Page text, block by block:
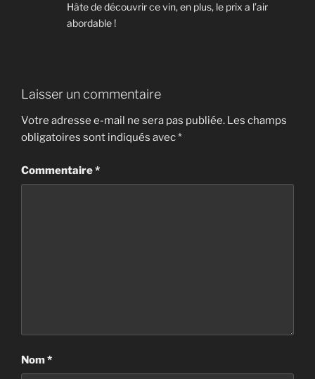
Hâte de découvrir ce vin, en plus, le prix a l’air
abordable !
Laisser un commentaire
Votre adresse e-mail ne sera pas publiée. Les champs
obligatoires sont indiqués avec*
Commentaire*
Nom*